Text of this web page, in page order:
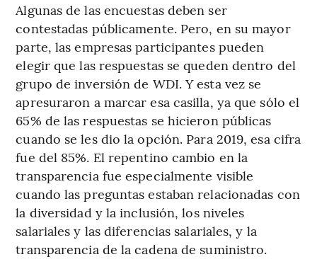
Algunas de las encuestas deben ser
contestadas públicamente. Pero, en su mayor
parte, las empresas participantes pueden
elegir que las respuestas se queden dentro del
grupo de inversión de WDI. Y esta vez se
apresuraron a marcar esa casilla, ya que sólo el
65% de las respuestas se hicieron públicas
cuando se les dio la opción. Para 2019, esa cifra
fue del 85%. El repentino cambio en la
transparencia fue especialmente visible
cuando las preguntas estaban relacionadas con
la diversidad y la inclusión, los niveles
salariales y las diferencias salariales, y la
transparencia de la cadena de suministro.